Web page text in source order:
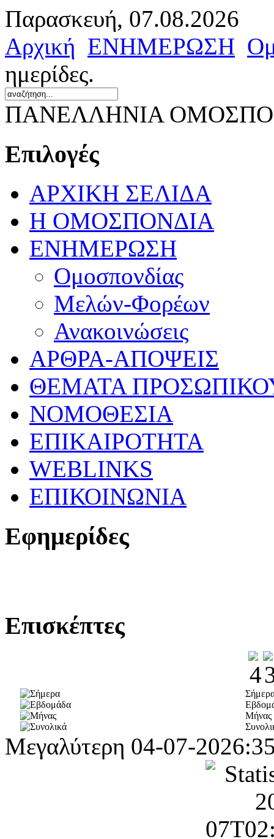
Παρασκευή, 07.08.2026
Αρχική ΕΝΗΜΕΡΩΣΗ
ημερίδες.
ΠΑΝΕΛΛΗΝΙΑ
Επιλογές
ΑΡΧΙΚΗ ΣΕΛΙΔΑ
Η ΟΜΟΣΠΟΝΔΙΑ
ΕΝΗΜΕΡΩΣΗ
Ομοσπονδίας
Μελών-Φορέων
Ανακοινώσεις
ΑΡΘΡΑ-ΑΠΟΨΕΙΣ
ΘΕΜΑΤΑ
ΝΟΜΟΘΕΣΙΑ
ΕΠΙΚΑΙΡΟΤΗΤΑ
WEBLINKS
ΕΠΙΚΟΙΝΩΝΙΑ
Εφημερίδες
Επισκέπτες
Μήνας
Μεγαλύτερη 04-07-